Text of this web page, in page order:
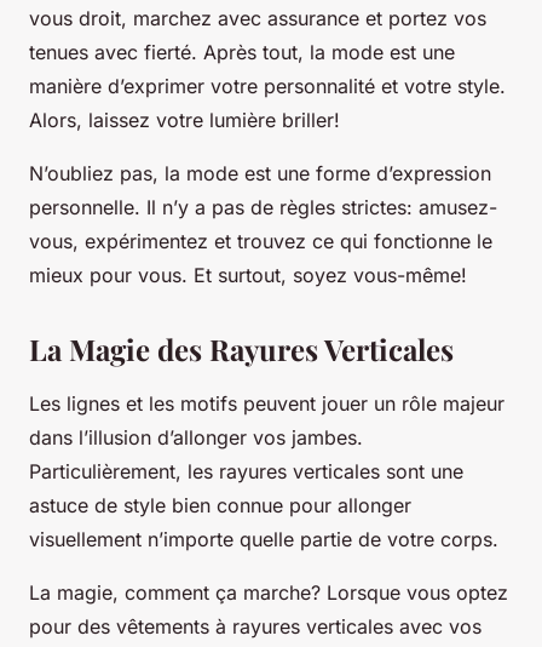
vous droit, marchez avec assurance et portez vos
tenues avec fierté. Après tout, la mode est une
manière d’exprimer votre personnalité et votre style.
Alors, laissez votre lumière briller!
N’oubliez pas, la mode est une forme d’expression
personnelle. Il n’y a pas de règles strictes: amusez-
vous, expérimentez et trouvez ce qui fonctionne le
mieux pour vous. Et surtout, soyez vous-même!
La Magie des Rayures Verticales
Les lignes et les motifs peuvent jouer un rôle majeur
dans l’illusion d’allonger vos jambes.
Particulièrement, les rayures verticales sont une
astuce de style bien connue pour allonger
visuellement n’importe quelle partie de votre corps.
La magie, comment ça marche? Lorsque vous optez
pour des vêtements à rayures verticales avec vos